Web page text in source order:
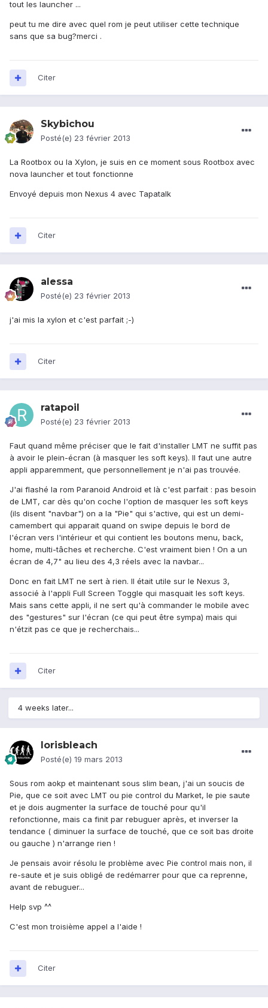
tout les launcher ...
peut tu me dire avec quel rom je peut utiliser cette technique
sans que sa bug?merci .
Citer
Skybichou
Posté(e) 23 février 2013
La Rootbox ou la Xylon, je suis en ce moment sous Rootbox avec
nova launcher et tout fonctionne
Envoyé depuis mon Nexus 4 avec Tapatalk
Citer
alessa
Posté(e) 23 février 2013
j'ai mis la xylon et c'est parfait ;-)
Citer
ratapoil
Posté(e) 23 février 2013
Faut quand même préciser que le fait d'installer LMT ne suffit pas
à avoir le plein-écran (à masquer les soft keys). Il faut une autre
appli apparemment, que personnellement je n'ai pas trouvée.
J'ai flashé la rom Paranoid Android et là c'est parfait : pas besoin
de LMT, car dès qu'on coche l'option de masquer les soft keys
(ils disent "navbar") on a la "Pie" qui s'active, qui est un demi-
camembert qui apparait quand on swipe depuis le bord de
l'écran vers l'intérieur et qui contient les boutons menu, back,
home, multi-tâches et recherche. C'est vraiment bien ! On a un
écran de 4,7" au lieu des 4,3 réels avec la navbar...
Donc en fait LMT ne sert à rien. Il était utile sur le Nexus 3,
associé à l'appli Full Screen Toggle qui masquait les soft keys.
Mais sans cette appli, il ne sert qu'à commander le mobile avec
des "gestures" sur l'écran (ce qui peut être sympa) mais qui
n'étzit pas ce que je recherchais...
Citer
4 weeks later...
lorisbleach
Posté(e) 19 mars 2013
Sous rom aokp et maintenant sous slim bean, j'ai un soucis de
Pie, que ce soit avec LMT ou pie control du Market, le pie saute
et je dois augmenter la surface de touché pour qu'il
refonctionne, mais ca finit par rebuguer après, et inverser la
tendance ( diminuer la surface de touché, que ce soit bas droite
ou gauche ) n'arrange rien !
Je pensais avoir résolu le problème avec Pie control mais non, il
re-saute et je suis obligé de redémarrer pour que ca reprenne,
avant de rebuguer...
Help svp ^^
C'est mon troisième appel a l'aide !
Citer